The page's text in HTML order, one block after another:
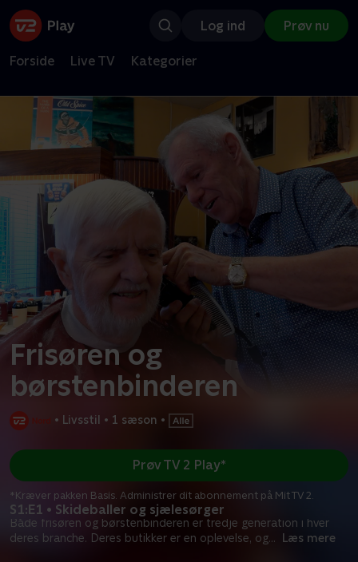
Log ind Prøv nu
Forside Live TV Kategorier
Frisøren og
børstenbinderen
• Livsstil • 1 sæson •
S1:E1 • Skideballer og sjælesørger
Både frisøren og børstenbinderen er tredje generation i hver
deres branche. Deres butikker er en oplevelse, og... Læs mere
Prøv TV 2 Play*
*Kræver pakken Basis. Administrer dit abonnement på Mit TV 2.